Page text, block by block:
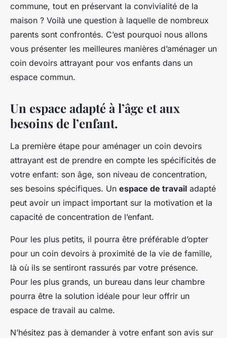
commune, tout en préservant la convivialité de la
maison ? Voilà une question à laquelle de nombreux
parents sont confrontés. C’est pourquoi nous allons
vous présenter les meilleures manières d’aménager un
coin devoirs attrayant pour vos enfants dans un
espace commun.
Un espace adapté à l’âge et aux
besoins de l’enfant.
La première étape pour aménager un coin devoirs
attrayant est de prendre en compte les spécificités de
votre enfant: son âge, son niveau de concentration,
ses besoins spécifiques. Un espace de travail adapté
peut avoir un impact important sur la motivation et la
capacité de concentration de l’enfant.
Pour les plus petits, il pourra être préférable d’opter
pour un coin devoirs à proximité de la vie de famille,
là où ils se sentiront rassurés par votre présence.
Pour les plus grands, un bureau dans leur chambre
pourra être la solution idéale pour leur offrir un
espace de travail au calme.
N’hésitez pas à demander à votre enfant son avis sur